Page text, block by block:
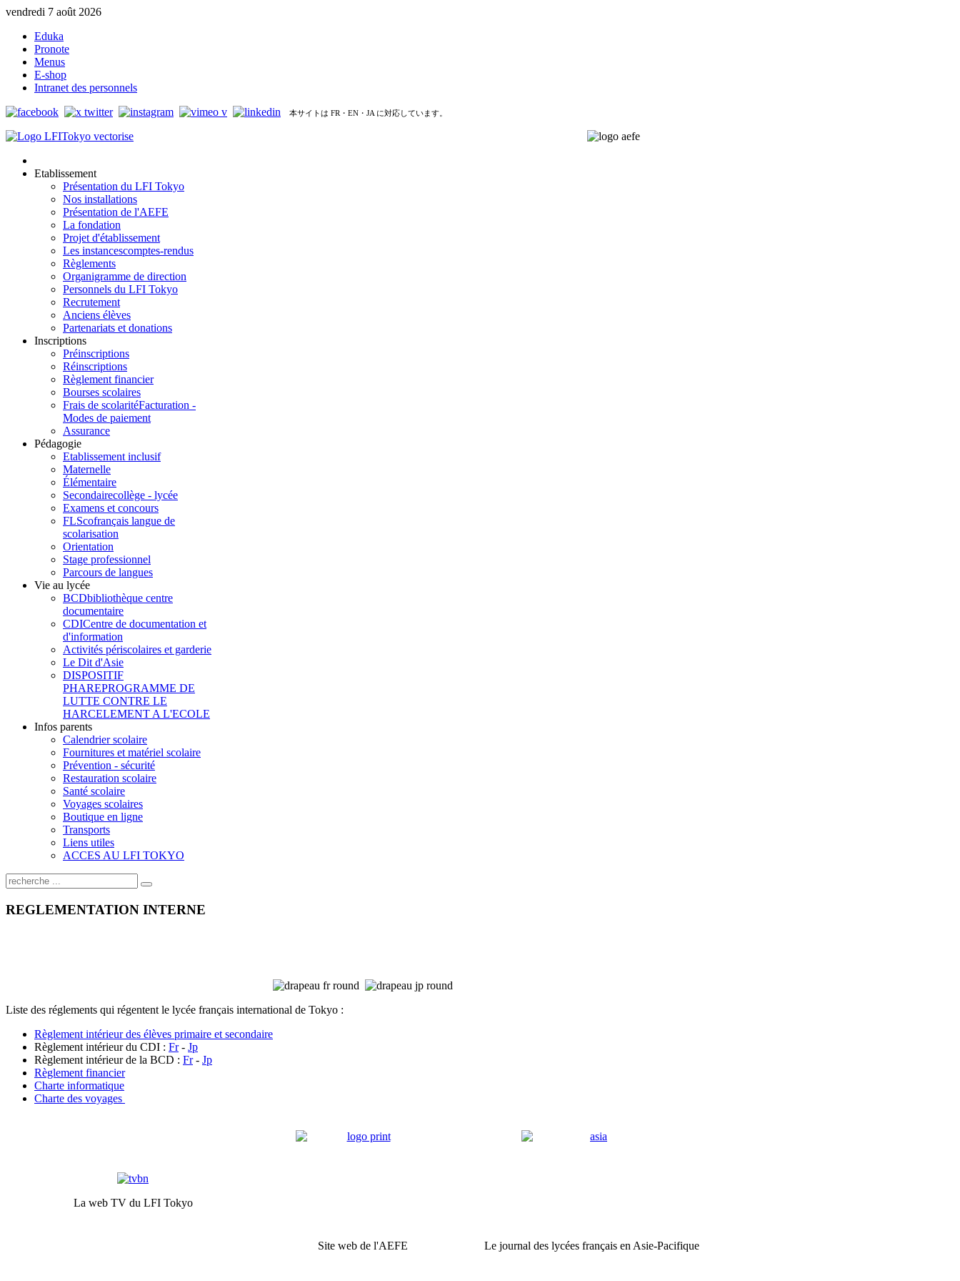
vendredi 7 août 2026
Eduka
Pronote
Menus
E-shop
Intranet des personnels
本サイトは FR・EN・JA に対応しています。
Etablissement
Présentation du LFI Tokyo
Nos installations
Présentation de l'AEFE
La fondation
Projet d'établissement
Les instancescomptes-rendus
Règlements
Organigramme de direction
Personnels du LFI Tokyo
Recrutement
Anciens élèves
Partenariats et donations
Inscriptions
Préinscriptions
Réinscriptions
Règlement financier
Bourses scolaires
Frais de scolaritéFacturation -
Modes de paiement
Assurance
Pédagogie
Etablissement inclusif
Maternelle
Élémentaire
Secondairecollège - lycée
Examens et concours
FLScofrançais langue de
scolarisation
Orientation
Stage professionnel
Parcours de langues
Vie au lycée
BCDbibliothèque centre
documentaire
CDICentre de documentation et
d'information
Activités périscolaires et garderie
Le Dit d'Asie
DISPOSITIF
PHAREPROGRAMME DE
LUTTE CONTRE LE
HARCELEMENT A L'ECOLE
Infos parents
Calendrier scolaire
Fournitures et matériel scolaire
Prévention - sécurité
Restauration scolaire
Santé scolaire
Voyages scolaires
Boutique en ligne
Transports
Liens utiles
ACCES AU LFI TOKYO
REGLEMENTATION INTERNE
Liste des réglements qui régentent le lycée français international de Tokyo :
Règlement intérieur des élèves primaire et secondaire
Règlement intérieur du CDI : Fr- Jp
Règlement intérieur de la BCD : Fr- Jp
Règlement financier
Charte informatique
Charte des voyages
La web TV du LFI Tokyo
Site web de l'AEFE Le journal des lycées français en Asie-Pacifique